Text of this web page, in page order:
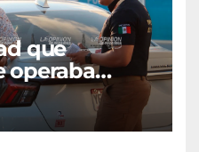
que
operaba
digital en